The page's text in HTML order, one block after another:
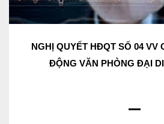
NGHỊ QUYẾT HĐQT SỐ 04 VV
ĐỘNG VĂN PHÒNG ĐẠI